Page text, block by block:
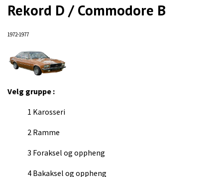
Rekord D / Commodore B
1972-1977
Velg gruppe :
1 Karosseri
2 Ramme
3 Foraksel og oppheng
4 Bakaksel og oppheng